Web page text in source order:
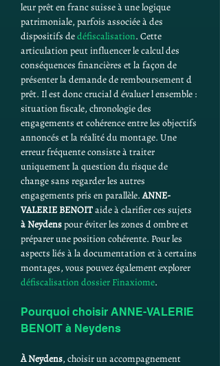
leur prêt en franc suisse à une logique
patrimoniale, parfois associée à des
dispositifs de défiscalisation. Cette
articulation peut influencer le calcul des
conséquences financières et la façon de
présenter la demande de remboursement d
prêt. Il est donc crucial d évaluer l ensemble :
situation fiscale, chronologie des
engagements et cohérence entre les objectifs
annoncés et la réalité du montage. Une
erreur fréquente consiste à traiter
uniquement la question du risque de
change sans regarder les autres
engagements pris en parallèle. ANNE-
VALERIE BENOIT aide à clarifier ces sujets
à Neydens pour éviter les zones d ombre et
préparer une position cohérente. Pour les
aspects liés à la documentation et à certains
montages, vous pouvez également explorer
défiscalisation dossier Finaxiome.
Pourquoi choisir ANNE-VALERIE
BENOIT à Neydens
À Neydens, choisir un accompagnement